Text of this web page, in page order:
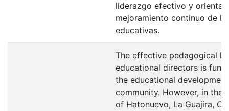
liderazgo efectivo y
mejoramiento continuo de
educativas.
The effective pedagogical
educational directors is
the educational
community. However, in the
of Hatonuevo, La Guajira,